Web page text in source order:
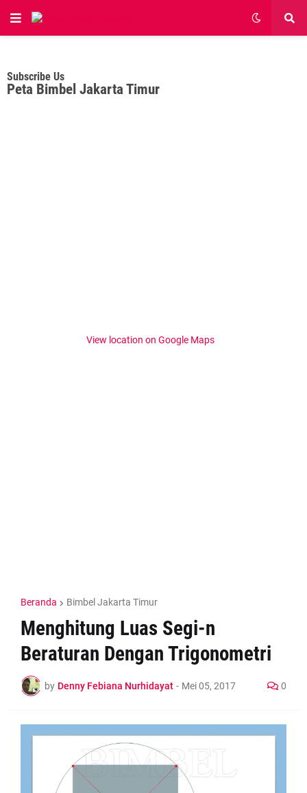
Subscribe Us
Peta Bimbel Jakarta Timur
View location on Google Maps
Beranda Bimbel Jakarta Timur
Menghitung Luas Segi-n
Beraturan Dengan Trigonometri
by Denny Febiana Nurhidayat - Mei 05, 2017 0